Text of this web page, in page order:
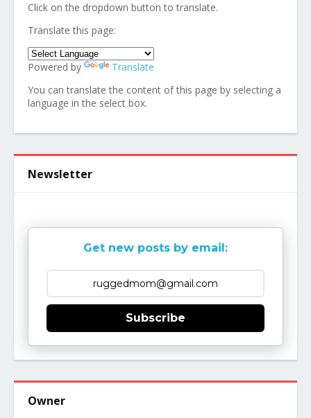
Click on the dropdown button to translate.
Translate this page:
Powered by
Translate
You can translate the content of this page by selecting a
language in the select box.
Newsletter
Get new posts by email:
Subscribe
Owner